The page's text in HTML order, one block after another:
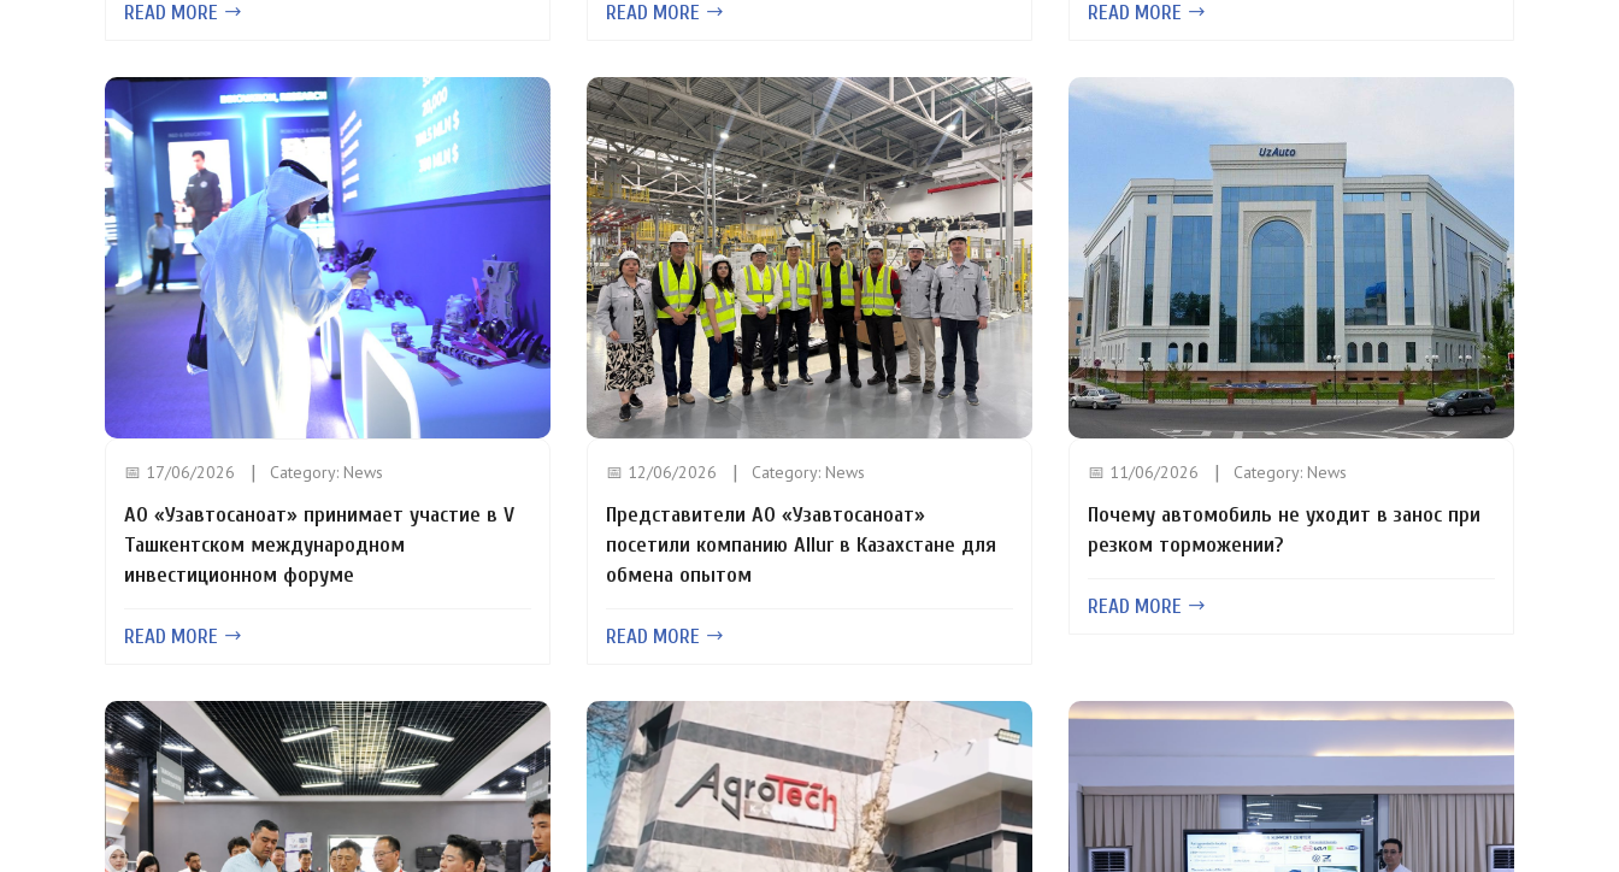
READ MORE READ MORE READ MORE
📅 17/06/2026 Category: News
АО «Узавтосаноат» принимает участие в V
Ташкентском международном
инвестиционном форуме
READ MORE
📅 12/06/2026 Category: News
Представители АО «Узавтосаноат»
посетили компанию Allur в Казахстане для
обмена опытом
READ MORE
📅 11/06/2026 Category: News
Почему автомобиль не уходит в занос при
резком торможении?
READ MORE